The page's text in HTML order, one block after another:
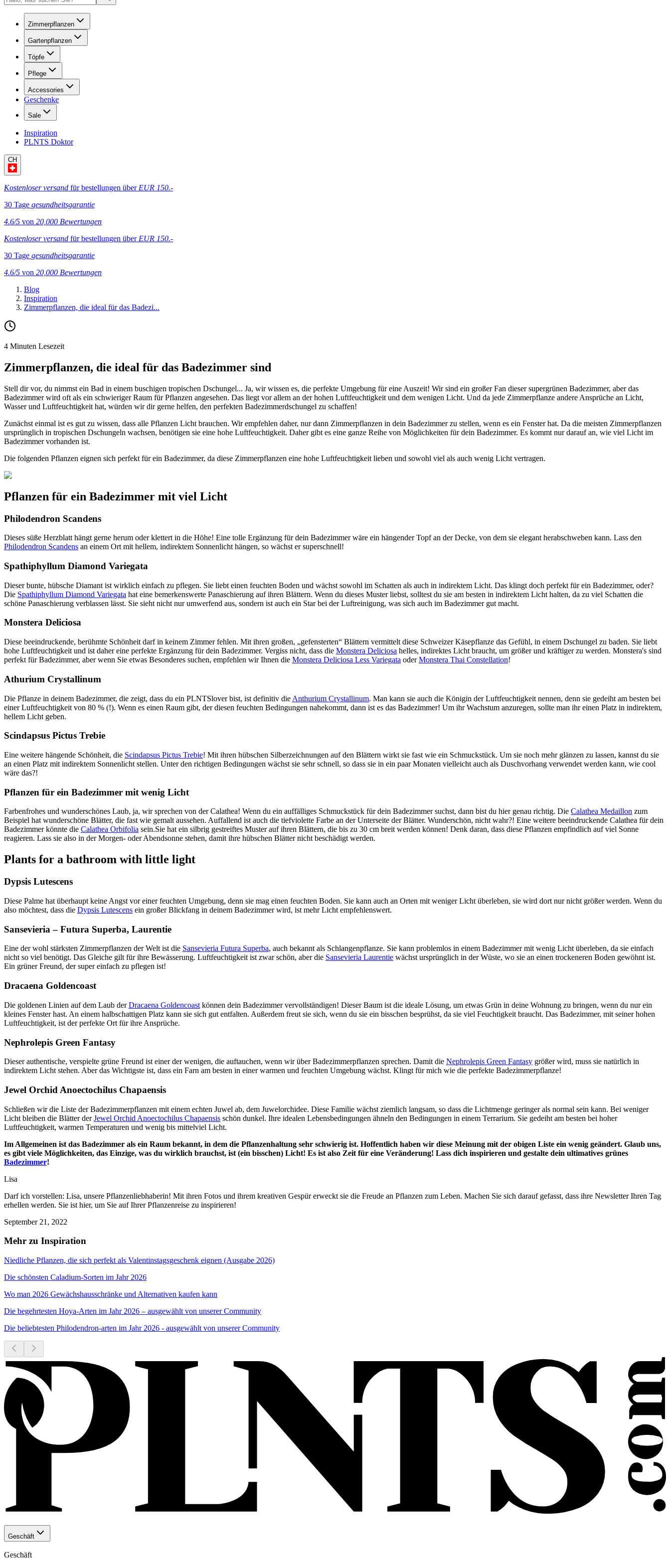
Zimmerpflanzen
Gartenpflanzen
Töpfe
Pflege
Accessories
Geschenke
Sale
Inspiration
PLNTS Doktor
CH
Kostenloser versand für bestellungen über EUR 150.-
30 Tage gesundheitsgarantie
4.6/5 von 20,000 Bewertungen
Kostenloser versand für bestellungen über EUR 150.-
30 Tage gesundheitsgarantie
4.6/5 von 20,000 Bewertungen
Blog
Inspiration
Zimmerpflanzen, die ideal für das Badezi...
4 Minuten Lesezeit
Zimmerpflanzen, die ideal für das Badezimmer sind
Stell dir vor, du nimmst ein Bad in einem buschigen tropischen Dschungel... Ja, wir wissen es, die perfekte Umgebung für eine Auszeit! Wir sind ein großer Fan dieser supergrünen Badezimmer, aber das
Badezimmer wird oft als ein schwieriger Raum für Pflanzen angesehen. Das liegt vor allem an der hohen Luftfeuchtigkeit und dem wenigen Licht. Und da jede Zimmerpflanze andere Ansprüche an Licht,
Wasser und Luftfeuchtigkeit hat, würden wir dir gerne helfen, den perfekten Badezimmerdschungel zu schaffen!
Zunächst einmal ist es gut zu wissen, dass alle Pflanzen Licht brauchen. Wir empfehlen daher, nur dann Zimmerpflanzen in dein Badezimmer zu stellen, wenn es ein Fenster hat. Da die meisten Zimmerpflanzen
ursprünglich in tropischen Dschungeln wachsen, benötigen sie eine hohe Luftfeuchtigkeit. Daher gibt es eine ganze Reihe von Möglichkeiten für dein Badezimmer. Es kommt nur darauf an, wie viel Licht im
Badezimmer vorhanden ist.
Die folgenden Pflanzen eignen sich perfekt für ein Badezimmer, da diese Zimmerpflanzen eine hohe Luftfeuchtigkeit lieben und sowohl viel als auch wenig Licht vertragen.
Pflanzen für ein Badezimmer mit viel Licht
Philodendron Scandens
Dieses süße Herzblatt hängt gerne herum oder klettert in die Höhe! Eine tolle Ergänzung für dein Badezimmer wäre ein hängender Topf an der Decke, von dem sie elegant herabschweben kann. Lass den
Philodendron Scandens an einem Ort mit hellem, indirektem Sonnenlicht hängen, so wächst er superschnell!
Spathiphyllum Diamond Variegata
Dieser bunte, hübsche Diamant ist wirklich einfach zu pflegen. Sie liebt einen feuchten Boden und wächst sowohl im Schatten als auch in indirektem Licht. Das klingt doch perfekt für ein Badezimmer, oder?
Die Spathiphyllum Diamond Variegata hat eine bemerkenswerte Panaschierung auf ihren Blättern. Wenn du dieses Muster liebst, solltest du sie am besten in indirektem Licht halten, da zu viel Schatten die
schöne Panaschierung verblassen lässt. Sie sieht nicht nur umwerfend aus, sondern ist auch ein Star bei der Luftreinigung, was sich auch im Badezimmer gut macht.
Monstera Deliciosa
Diese beeindruckende, berühmte Schönheit darf in keinem Zimmer fehlen. Mit ihren großen, „gefensterten“ Blättern vermittelt diese Schweizer Käsepflanze das Gefühl, in einem Dschungel zu baden. Sie liebt
hohe Luftfeuchtigkeit und ist daher eine perfekte Ergänzung für dein Badezimmer. Vergiss nicht, dass die Monstera Deliciosa helles, indirektes Licht braucht, um größer und kräftiger zu werden. Monstera's sind
perfekt für Badezimmer, aber wenn Sie etwas Besonderes suchen, empfehlen wir Ihnen die Monstera Deliciosa Less Variegata oderMonstera Thai Constellation!
Athurium Crystallinum
Die Pflanze in deinem Badezimmer, die zeigt, dass du ein PLNTSlover bist, ist definitiv die Anthurium Crystallinum. Man kann sie auch die Königin der Luftfeuchtigkeit nennen, denn sie gedeiht am besten bei
einer Luftfeuchtigkeit von 80 % (!). Wenn es einen Raum gibt, der diesen feuchten Bedingungen nahekommt, dann ist es das Badezimmer! Um ihr Wachstum anzuregen, sollte man ihr einen Platz in indirektem,
hellem Licht geben.
Scindapsus Pictus Trebie
Eine weitere hängende Schönheit, die Scindapsus Pictus Trebie! Mit ihren hübschen Silberzeichnungen auf den Blättern wirkt sie fast wie ein Schmuckstück. Um sie noch mehr glänzen zu lassen, kannst du sie
an einen Platz mit indirektem Sonnenlicht stellen. Unter den richtigen Bedingungen wächst sie sehr schnell, so dass sie in ein paar Monaten vielleicht auch als Duschvorhang verwendet werden kann, wie cool
wäre das?!
Pflanzen für ein Badezimmer mit wenig Licht
Farbenfrohes und wunderschönes Laub, ja, wir sprechen von der Calathea! Wenn du ein auffälliges Schmuckstück für dein Badezimmer suchst, dann bist du hier genau richtig. Die Calathea Medaillon zum
Beispiel hat wunderschöne Blätter, die fast wie gemalt aussehen. Auffallend ist auch die tiefviolette Farbe an der Unterseite der Blätter. Wunderschön, nicht wahr?! Eine weitere beeindruckende Calathea für dein
Badezimmer könnte die Calathea Orbifolia sein.Sie hat ein silbrig gestreiftes Muster auf ihren Blättern, die bis zu 30 cm breit werden können! Denk daran, dass diese Pflanzen empfindlich auf viel Sonne
reagieren. Lass sie also in der Morgen- oder Abendsonne stehen, damit ihre hübschen Blätter nicht beschädigt werden.
Plants for a bathroom with little light
Dypsis Lutescens
Diese Palme hat überhaupt keine Angst vor einer feuchten Umgebung, denn sie mag einen feuchten Boden. Sie kann auch an Orten mit weniger Licht überleben, sie wird dort nur nicht größer werden. Wenn du
also möchtest, dass die Dypsis Lutescens ein großer Blickfang in deinem Badezimmer wird, ist mehr Licht empfehlenswert.
Sansevieria – Futura Superba, Laurentie
Eine der wohl stärksten Zimmerpflanzen der Welt ist die Sansevieria Futura Superba, auch bekannt als Schlangenpflanze. Sie kann problemlos in einem Badezimmer mit wenig Licht überleben, da sie einfach
nicht so viel benötigt. Das Gleiche gilt für ihre Bewässerung. Luftfeuchtigkeit ist zwar schön, aber die Sansevieria Laurentie wächst ursprünglich in der Wüste, wo sie an einen trockeneren Boden gewöhnt ist.
Ein grüner Freund, der super einfach zu pflegen ist!
Dracaena Goldencoast
Die goldenen Linien auf dem Laub derDracaena Goldencoast können dein Badezimmer vervollständigen! Dieser Baum ist die ideale Lösung, um etwas Grün in deine Wohnung zu bringen, wenn du nur ein
kleines Fenster hast. An einem halbschattigen Platz kann sie sich gut entfalten. Außerdem freut sie sich, wenn du sie ein bisschen besprühst, da sie viel Feuchtigkeit braucht. Das Badezimmer, mit seiner hohen
Luftfeuchtigkeit, ist der perfekte Ort für ihre Ansprüche.
Nephrolepis Green Fantasy
Dieser authentische, verspielte grüne Freund ist einer der wenigen, die auftauchen, wenn wir über Badezimmerpflanzen sprechen. Damit die Nephrolepis Green Fantasy größer wird, muss sie natürlich in
indirektem Licht stehen. Aber das Wichtigste ist, dass ein Farn am besten in einer warmen und feuchten Umgebung wächst. Klingt für mich wie die perfekte Badezimmerpflanze!
Jewel Orchid Anoectochilus Chapaensis
Schließen wir die Liste der Badezimmerpflanzen mit einem echten Juwel ab, dem Juwelorchidee. Diese Familie wächst ziemlich langsam, so dass die Lichtmenge geringer als normal sein kann. Bei weniger
Licht bleiben die Blätter derJewel Orchid Anoectochilus Chapaensis schön dunkel. Ihre idealen Lebensbedingungen ähneln den Bedingungen in einem Terrarium. Sie gedeiht am besten bei hoher
Luftfeuchtigkeit, warmen Temperaturen und wenig bis mittelviel Licht.
Im Allgemeinen ist das Badezimmer als ein Raum bekannt, in dem die Pflanzenhaltung sehr schwierig ist. Hoffentlich haben wir diese Meinung mit der obigen Liste ein wenig geändert. Glaub uns,
es gibt viele Möglichkeiten, das Einzige, was du wirklich brauchst, ist (ein bisschen) Licht! Es ist also Zeit für eine Veränderung! Lass dich inspirieren und gestalte dein ultimatives grünes
Badezimmer!
Lisa
Darf ich vorstellen: Lisa, unsere Pflanzenliebhaberin! Mit ihren Fotos und ihrem kreativen Gespür erweckt sie die Freude an Pflanzen zum Leben. Machen Sie sich darauf gefasst, dass ihre Newsletter Ihren Tag
erhellen werden. Sie ist hier, um Sie auf Ihrer Pflanzenreise zu inspirieren!
September 21, 2022
Mehr zu Inspiration
Niedliche Pflanzen, die sich perfekt als Valentinstagsgeschenk eignen (Ausgabe 2026)
Die schönsten Caladium-Sorten im Jahr 2026
Wo man 2026 Gewächshausschränke und Alternativen kaufen kann
Die begehrtesten Hoya-Arten im Jahr 2026 – ausgewählt von unserer Community
Die beliebtesten Philodendron-arten im Jahr 2026 - ausgewählt von unserer Community
Geschäft
Geschäft